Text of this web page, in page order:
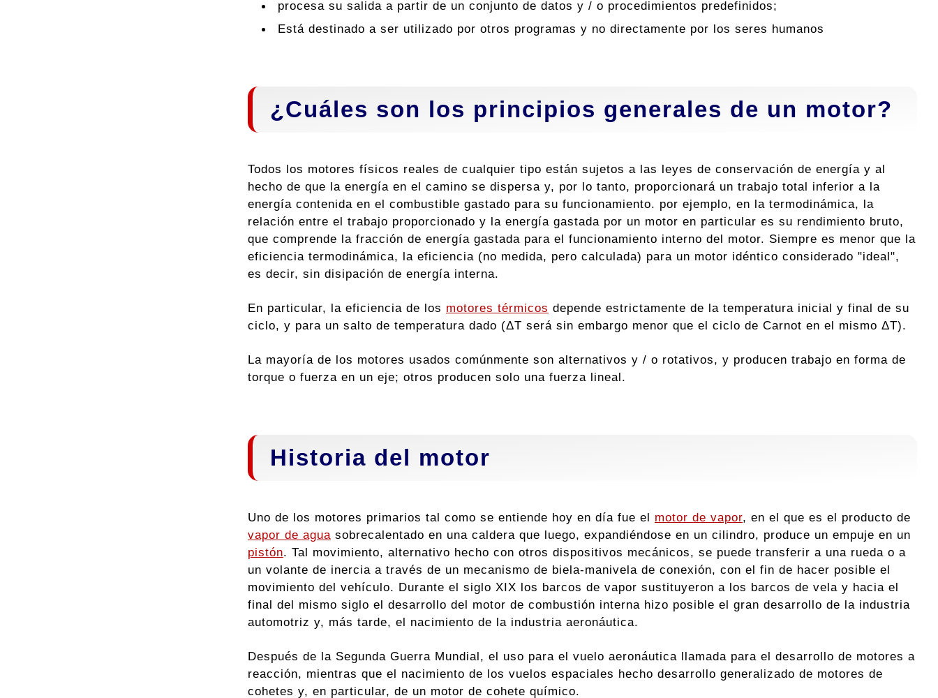
procesa su salida a partir de un conjunto de datos y / o procedimientos predefinidos;
Está destinado a ser utilizado por otros programas y no directamente por los seres humanos
¿Cuáles son los principios generales de un motor?
Todos los motores físicos reales de cualquier tipo están sujetos a las leyes de conservación de energía y al
hecho de que la energía en el camino se dispersa y, por lo tanto, proporcionará un trabajo total inferior a la
energía contenida en el combustible gastado para su funcionamiento. por ejemplo, en la termodinámica, la
relación entre el trabajo proporcionado y la energía gastada por un motor en particular es su rendimiento bruto,
que comprende la fracción de energía gastada para el funcionamiento interno del motor. Siempre es menor que la
eficiencia termodinámica, la eficiencia (no medida, pero calculada) para un motor idéntico considerado "ideal",
es decir, sin disipación de energía interna.
En particular, la eficiencia de los motores térmicos depende estrictamente de la temperatura inicial y final de su
ciclo, y para un salto de temperatura dado (ΔT será sin embargo menor que el ciclo de Carnot en el mismo ΔT).
La mayoría de los motores usados ​​comúnmente son alternativos y / o rotativos, y producen trabajo en forma de
torque o fuerza en un eje; otros producen solo una fuerza lineal.
Historia del motor
Uno de los motores primarios tal como se entiende hoy en día fue el motor de vapor, en el que es el producto de
vapor de agua sobrecalentado en una caldera que luego, expandiéndose en un cilindro, produce un empuje en un
pistón. Tal movimiento, alternativo hecho con otros dispositivos mecánicos, se puede transferir a una rueda o a
un volante de inercia a través de un mecanismo de biela-manivela de conexión, con el fin de hacer posible el
movimiento del vehículo. Durante el siglo XIX los barcos de vapor sustituyeron a los barcos de vela y hacia el
final del mismo siglo el desarrollo del motor de combustión interna hizo posible el gran desarrollo de la industria
automotriz y, más tarde, el nacimiento de la industria aeronáutica.
Después de la Segunda Guerra Mundial, el uso para el vuelo aeronáutica llamada para el desarrollo de motores a
reacción, mientras que el nacimiento de los vuelos espaciales hecho desarrollo generalizado de motores de
cohetes y, en particular, de un motor de cohete químico.